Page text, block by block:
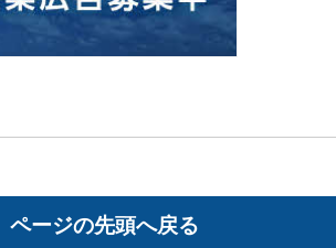
ページの先頭へ戻る